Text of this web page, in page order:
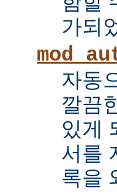
가되
자동
깔끔
있게
서를
록을